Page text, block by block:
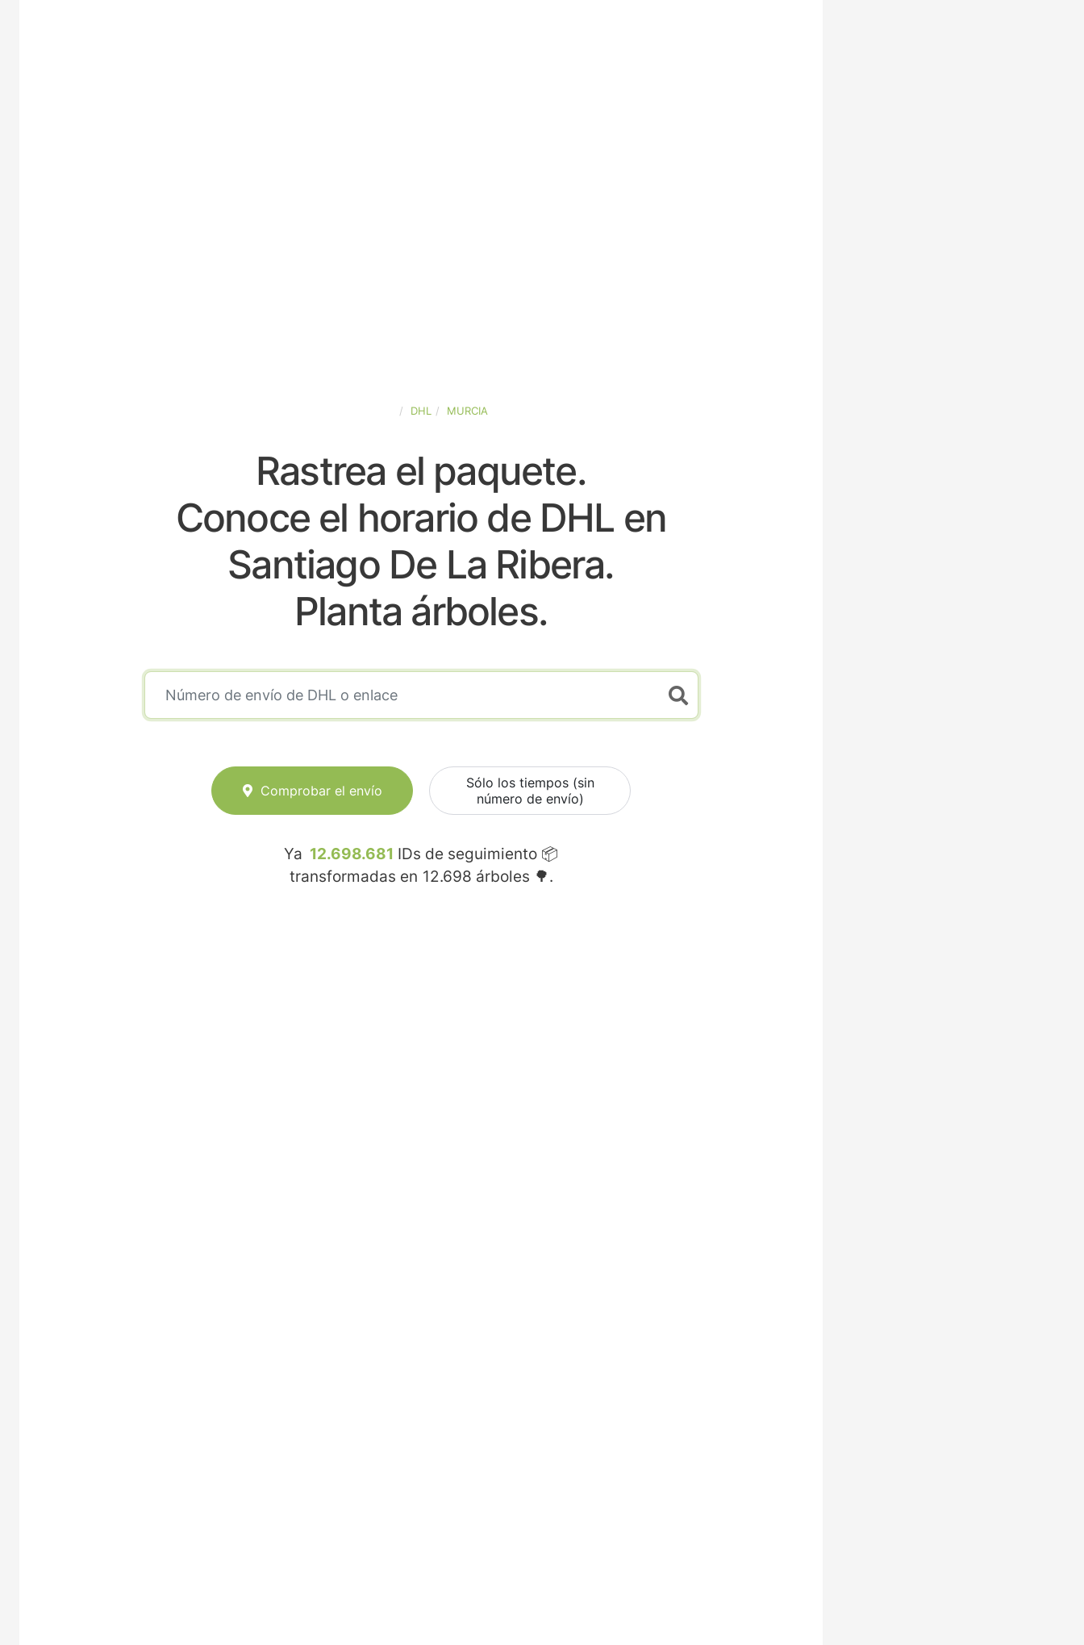
DHL MURCIA
Rastrea el paquete.
Conoce el horario de DHL en
Santiago De La Ribera.
Planta árboles.
Comprobar el envío
Sólo los tiempos (sin
número de envío)
Ya 12.698.681 IDs de seguimiento 📦
transformadas en 12.698 árboles 🌳.